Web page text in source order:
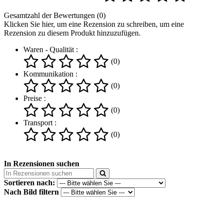
Gesamtzahl der Bewertungen (0)
Klicken Sie hier, um eine Rezension zu schreiben, um eine
Rezension zu diesem Produkt hinzuzufügen.
Waren - Qualität :
(0)
Kommunikation :
(0)
Preise :
(0)
Transport :
(0)
In Rezensionen suchen
Sortieren nach:
Nach Bild filtern